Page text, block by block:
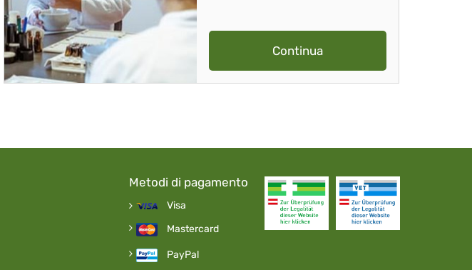
Continua
Metodi di pagamento
Visa
Mastercard
PayPal